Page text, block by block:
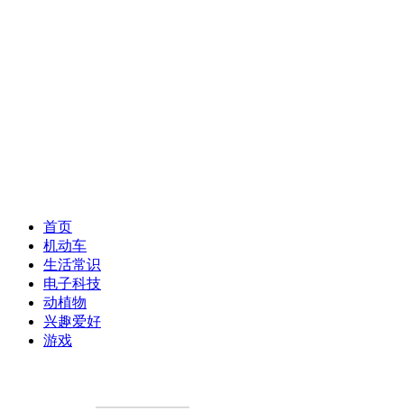
首页
机动车
生活常识
电子科技
动植物
兴趣爱好
游戏